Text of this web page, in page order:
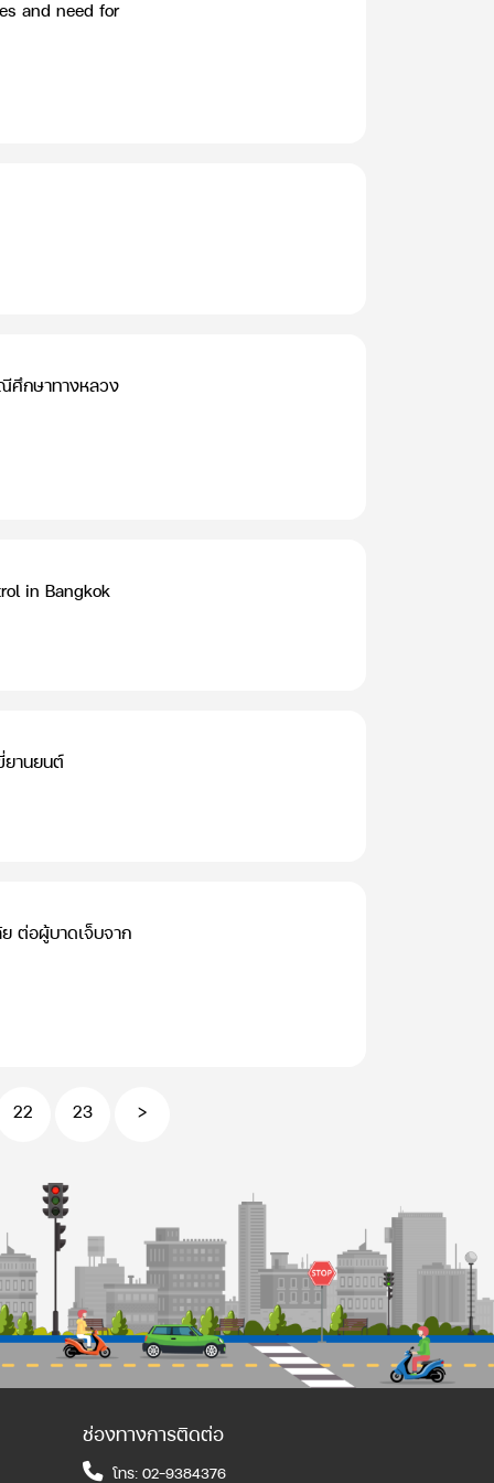
and need for
ศึกษาทางหลวง
in Bangkok
ยานยนต์
ต่อผู้บาดเจ็บจาก
22 23 >
ช่องทางการติดต่อ
โทร: 02-9384376